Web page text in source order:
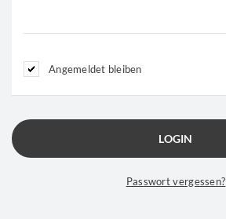
Angemeldet bleiben
Passwort vergessen?